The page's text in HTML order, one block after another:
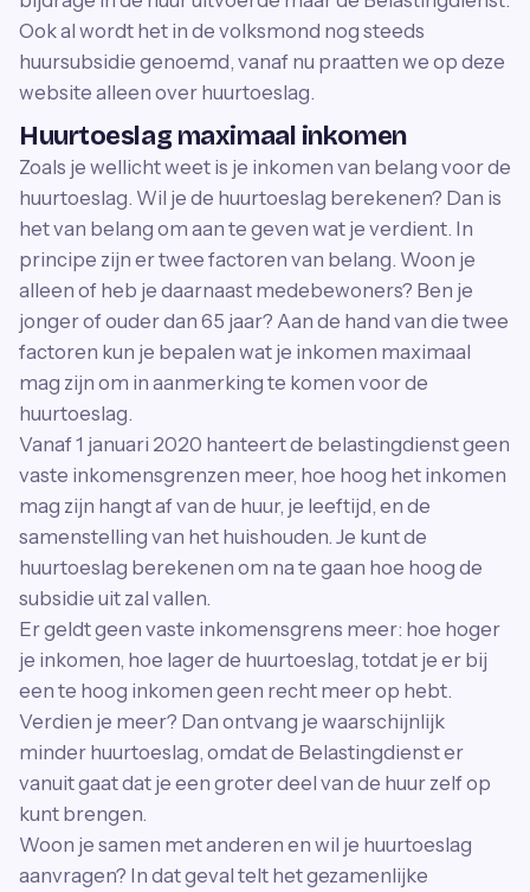
Ook al wordt het in de volksmond nog steeds
huursubsidie genoemd, vanaf nu praatten we op deze
website alleen over huurtoeslag.
Huurtoeslag maximaal inkomen
Zoals je wellicht weet is je inkomen van belang voor de
huurtoeslag. Wil je de huurtoeslag berekenen? Dan is
het van belang om aan te geven wat je verdient. In
principe zijn er twee factoren van belang. Woon je
alleen of heb je daarnaast medebewoners? Ben je
jonger of ouder dan 65 jaar? Aan de hand van die twee
factoren kun je bepalen wat je inkomen maximaal
mag zijn om in aanmerking te komen voor de
huurtoeslag.
Vanaf 1 januari 2020 hanteert de belastingdienst geen
vaste inkomensgrenzen meer, hoe hoog het inkomen
mag zijn hangt af van de huur, je leeftijd, en de
samenstelling van het huishouden. Je kunt de
huurtoeslag berekenen om na te gaan hoe hoog de
subsidie uit zal vallen.
Er geldt geen vaste inkomensgrens meer: hoe hoger
je inkomen, hoe lager de huurtoeslag, totdat je er bij
een te hoog inkomen geen recht meer op hebt.
Verdien je meer? Dan ontvang je waarschijnlijk
minder huurtoeslag, omdat de Belastingdienst er
vanuit gaat dat je een groter deel van de huur zelf op
kunt brengen.
Woon je samen met anderen en wil je huurtoeslag
aanvragen? In dat geval telt het gezamenlijke